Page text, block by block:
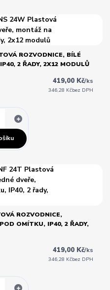
ROZVODNICE, BÍLÉ
2 ŘADY, 2X12 MODULŮ
419,00 Kč/ks
346,28 Kčbez DPH
ROZVODNICE,
OMÍTKU, IP40, 2 ŘADY,
419,00 Kč/ks
346,28 Kčbez DPH